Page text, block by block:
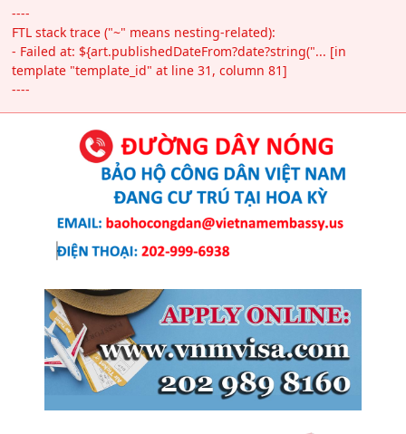
----
FTL stack trace ("~" means nesting-related):
- Failed at: ${art.publishedDateFrom?date?string("... [in
template "template_id" at line 31, column 81]
----